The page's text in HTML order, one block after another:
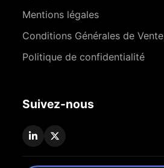
Mentions légales
Conditions Générales de Vente
Politique de confidentialité
Suivez-nous